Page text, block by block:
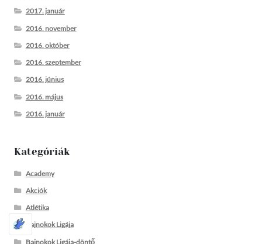
2017. január
2016. november
2016. október
2016. szeptember
2016. június
2016. május
2016. január
Kategóriák
Academy
Akciók
Atlétika
Bajnokok Ligája
Bajnokok Ligája-döntő